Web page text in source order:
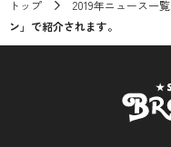
トップ 2019年ニュース一覧
ン」で紹介されます。